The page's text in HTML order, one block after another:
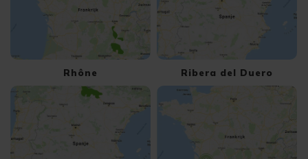
Rhône Ribera del Duero